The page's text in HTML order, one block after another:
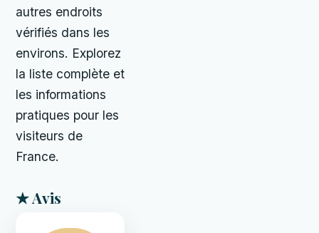
autres endroits
vérifiés dans les
environs. Explorez
la liste complète et
les informations
pratiques pour les
visiteurs de
France.
★ Avis